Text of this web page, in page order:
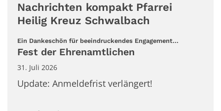
Nachrichten kompakt Pfarrei
Heilig Kreuz Schwalbach
Ein Dankeschön für beeindruckendes Engagement...
Fest der Ehrenamtlichen
31. Juli 2026
Update: Anmeldefrist verlängert!